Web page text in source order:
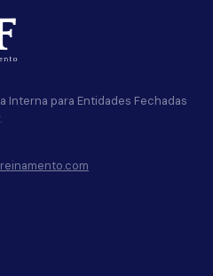
Interna para Entidades Fechadas